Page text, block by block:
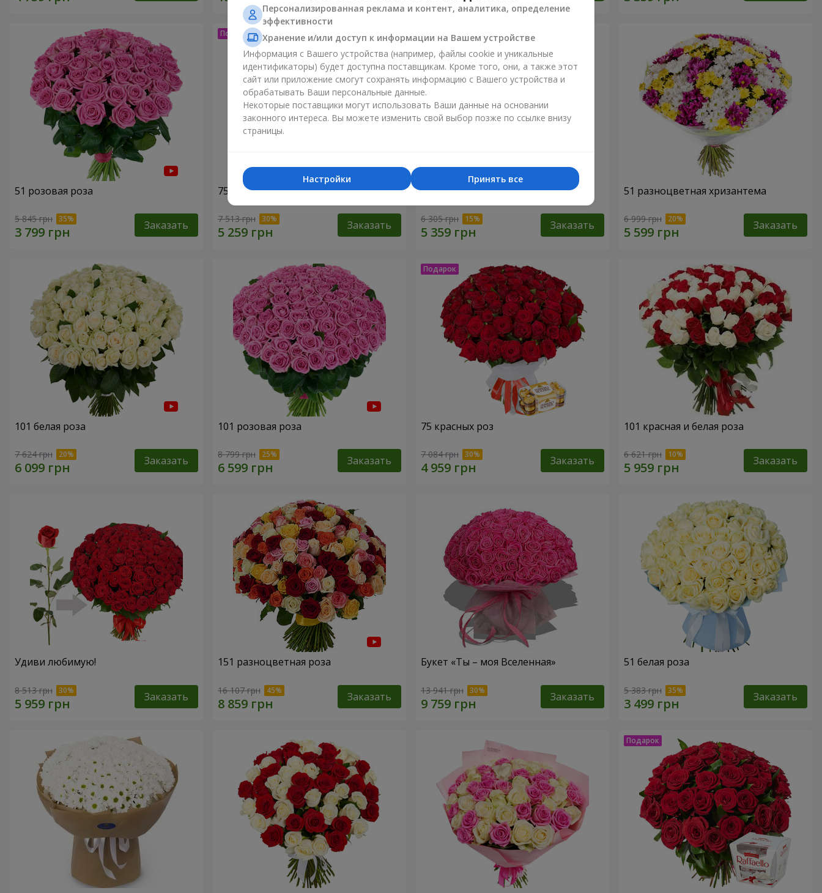
51 розовая роза
5 845 грн Заказать
75 белых роз
7 513 грн Заказать
51 белая хризантема
6 305 грн Заказать
51 разноцветная хризантема
6 999 грн Заказать
101 белая роза
7 624 грн Заказать
101 розовая роза
8 799 грн Заказать
75 красных роз
7 084 грн Заказать
101 красная и белая роза
6 621 грн Заказать
Удиви любимую!
8 513 грн Заказать
151 разноцветная роза
16 107 грн Заказать
Букет «Ты – моя Вселенная»
13 941 грн Заказать
51 белая роза
5 383 грн Заказать
Персонализированная реклама и контент, аналитика, определение
эффективности
Хранение и/или доступ к информации на Вашем устройстве
Информация с Вашего устройства (например, файлы cookie и уникальные
идентификаторы) будет доступна поставщикам. Кроме того, они, а также этот
сайт или приложение смогут сохранять информацию с Вашего устройства и
обрабатывать Ваши персональные данные.
Некоторые поставщики могут использовать Ваши данные на основании
законного интереса. Вы можете изменить свой выбор позже по ссылке внизу
страницы.
Принять все
Настройки